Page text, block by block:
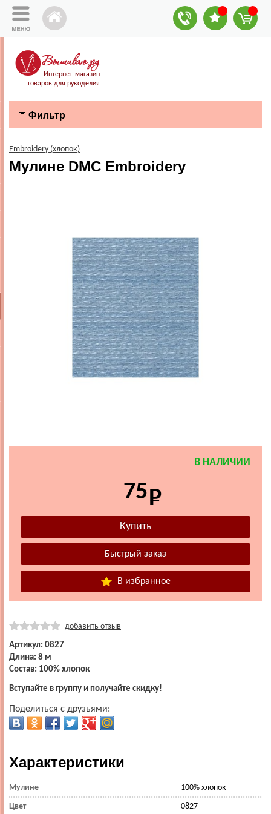
Интернет-магазин
товаров для рукоделия
Фильтр
Embroidery (хлопок)
Мулине DMC Embroidery
В НАЛИЧИИ
75
В избранное
добавить отзыв
Артикул: 0827
Длина: 8 м
Состав: 100% хлопок
Вступайте в группу и получайте скидку!
Поделиться с друзьями:
Характеристики
Мулине 100% хлопок
Цвет 0827